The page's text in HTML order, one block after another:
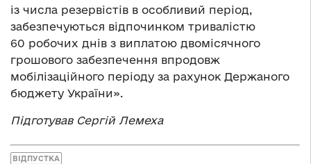
із числа резервістів в особливий період,
забезпечуються відпочинком тривалістю
60 робочих днів з виплатою двомісячного
грошового забезпечення впродовж
мобілізаційного періоду за рахунок Держаного
бюджету України».
Підготував Сергій Лемеха
ВІДПУСТКА